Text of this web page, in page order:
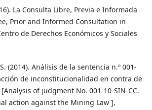
La Consulta Libre, Previa e Informada
Prior and Informed Consultation in
de Derechos Económicos y Sociales
(2014). Análisis de la sentencia n.º 001-
de inconstitucionalidad en contra de
of judgment No. 001-10-SIN-CC.
action against the Mining Law ],